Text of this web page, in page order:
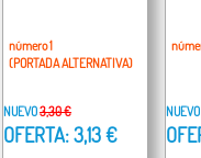
número 1
(PORTADA ALTERNATIVA)
NUEVO3,30 €
OFERTA: 3,13 €
NUEVO